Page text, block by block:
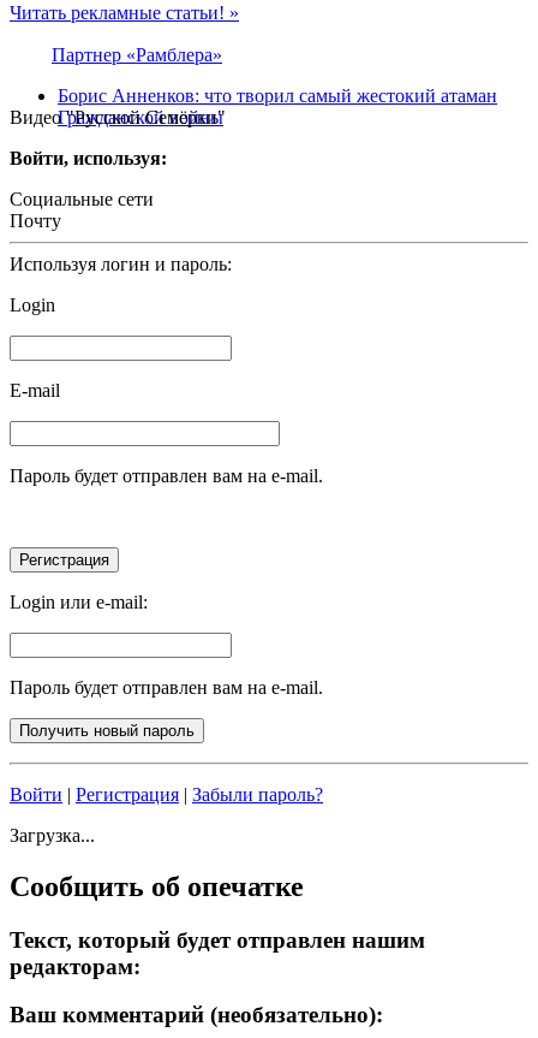
Видео "Русской Семёрки"
Читать рекламные статьи! »
Партнер «Рамблера»
Борис Анненков: что творил самый жестокий атаман
Гражданской войны
Войти, используя:
Социальные сети
Почту
Используя логин и пароль:
Login
E-mail
Пароль будет отправлен вам на e-mail.
Login или e-mail:
Пароль будет отправлен вам на e-mail.
Войти | Регистрация | Забыли пароль?
Загрузка...
Сообщить об опечатке
Текст, который будет отправлен нашим
редакторам:
Ваш комментарий (необязательно):